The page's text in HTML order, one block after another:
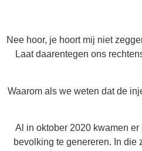
Nee hoor, je hoort mij niet
Laat daarentegen ons
Waarom als we weten dat de
Al in oktober 2020 kwamen
bevolking te genereren. In